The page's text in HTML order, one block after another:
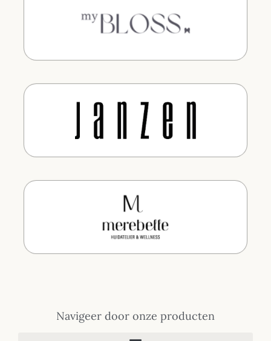
Navigeer door onze producten